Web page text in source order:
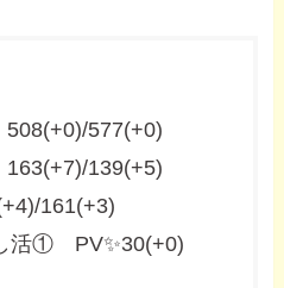
577(+0)
139(+5)
161(+3)
活① PV✨30(+0)